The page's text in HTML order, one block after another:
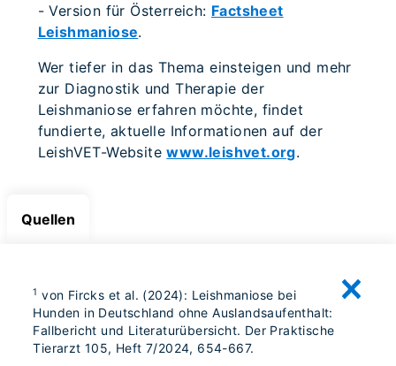
- Version für Österreich: Factsheet
Leishmaniose.
Wer tiefer in das Thema einsteigen und mehr
zur Diagnostik und Therapie der
Leishmaniose erfahren möchte, findet
fundierte, aktuelle Informationen auf der
LeishVET-Websitewww.leishvet.org.
Quellen
1 von Fircks et al. (2024): Leishmaniose bei
Hunden in Deutschland ohne Auslandsaufenthalt:
Fallbericht und Literaturübersicht. Der Praktische
Tierarzt 105, Heft 7/2024, 654-667.